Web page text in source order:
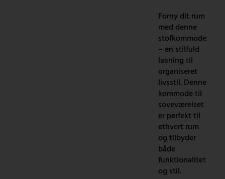
Forny dit rum
med denne
stofkommode
– en stilfuld
løsning til
organiseret
livsstil. Denne
kommode til
soveværelset
er perfekt til
ethvert rum
og tilbyder
både
funktionalitet
og stil.